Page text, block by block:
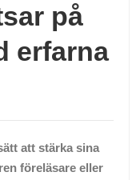
på
erfarna
att stärka sina
föreläsare eller